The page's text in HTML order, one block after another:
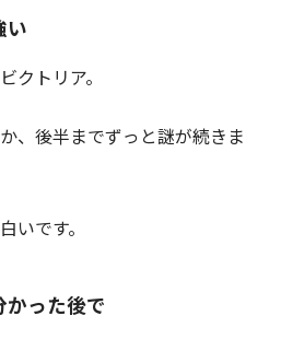
い
クトリア。
、後半までずっと謎が続きま
いです。
った後で